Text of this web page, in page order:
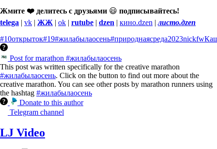
Жмите ❤️ делитесь с друзьями 😃 подписывайтесь!
telega | vk | ЖЖ | ok | rutube | dzen | кино.dzen |листо.дzen
#10открыток#19#жилабылаосень#природнаясреда2023nickfw
Post for marathon #жилабылаосень
This post was written specifically for the creative marathon
#жилабылаосень. Click on the button to find out more about the
creative marathon. You can see other posts by marathon runners using
the hashtag #жилабылаосень
Donate to this author
Telegram channel
LJ Video